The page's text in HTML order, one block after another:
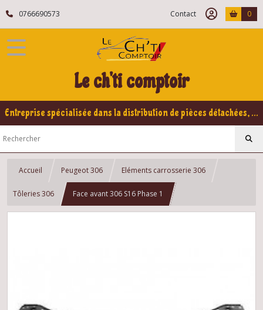
0766690573 Contact 0
Le ch'ti comptoir
Entreprise spécialisée dans la distribution de pièces détachées, refabrication pour voitures Yountimers Peugeot 205 GTI, 309 GTI - GTI16
Accueil Peugeot 306 Eléments carrosserie 306
Tôleries 306 Face avant 306 S16 Phase 1